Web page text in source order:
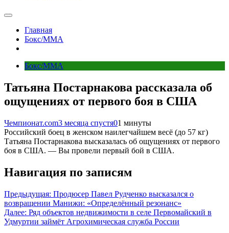
Главная
Бокс/MMA
Бокс/MMA
Татьяна Постарнакова рассказала об
ощущениях от первого боя в США
Чемпионат.com3 месяца спустя01 минуты
Российский боец в женском наилегчайшем весё (до 57 кг)
Татьяна Постарнакова высказалась об ощущениях от первого
боя в США. — Вы провели первый бой в США.
Навигация по записям
Предыдущая: Продюсер Павел Рудченко высказался о
возвращении Манижи: «Определённый резонанс»
Далее: Ряд объектов недвижимости в селе Первомайский в
Удмуртии займёт Агрохимическая служба России